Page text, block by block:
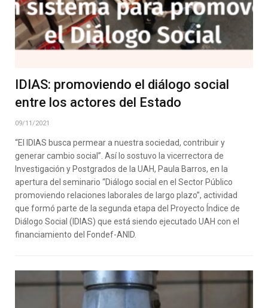
IDIAS: promoviendo el diálogo social
entre los actores del Estado
09/11/2021
“El IDIAS busca permear a nuestra sociedad, contribuir y
generar cambio social”. Así lo sostuvo la vicerrectora de
Investigación y Postgrados de la UAH, Paula Barros, en la
apertura del seminario “Diálogo social en el Sector Público
promoviendo relaciones laborales de largo plazo”, actividad
que formó parte de la segunda etapa del Proyecto Índice de
Diálogo Social (IDIAS) que está siendo ejecutado UAH con el
financiamiento del Fondef-ANID.